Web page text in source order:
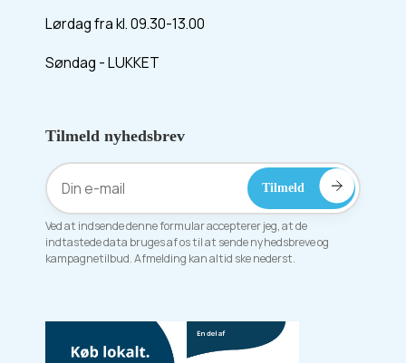
Lørdag fra kl. 09.30-13.00
Søndag - LUKKET
Tilmeld nyhedsbrev
Ved at indsende denne formular accepterer jeg, at de
indtastede data bruges af os til at sende nyhedsbreve og
kampagnetilbud. Afmelding kan altid ske nederst.